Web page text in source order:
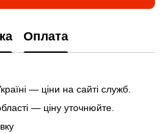
Оплата
— ціни на сайті служб.
— ціну уточнюйте.